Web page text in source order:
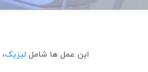
این عمل ها شامللیزیک،